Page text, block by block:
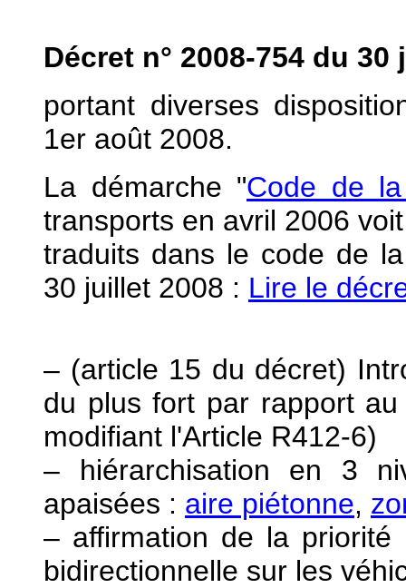
Décret n° 2008-754 du 30
portant diverses
1er août 2008.
La démarche "Code de
transports en avril 2006
traduits dans le code de
30 juillet 2008 : Lire le
– (article 15 du décret)
du plus fort par rapport
modifiant l'Article R412-6)
– hiérarchisation en 3
apaisées : aire piétonne,
– affirmation de la priorité
bidirectionnelle sur les